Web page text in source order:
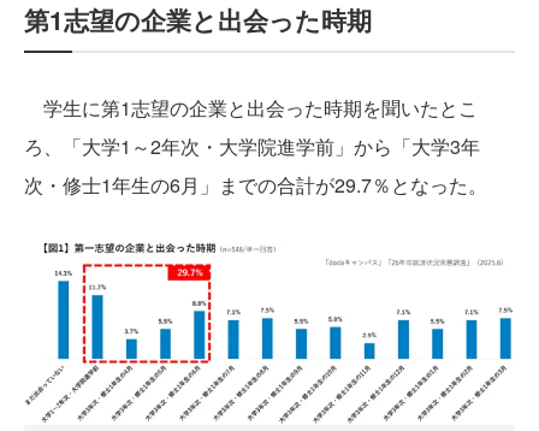
第1志望の企業と出会った時期
学生に第1志望の企業と出会った時期を聞いたとこ
ろ、「大学1～2年次・大学院進学前」から「大学3年
次・修士1年生の6月」までの合計が29.7％となった。